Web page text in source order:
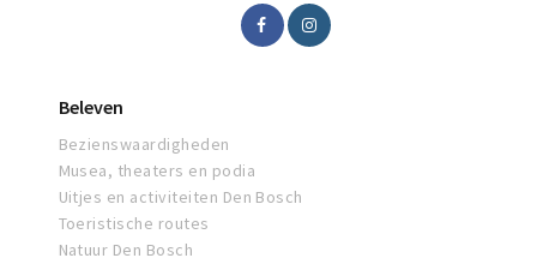
Beleven
Bezienswaardigheden
Musea, theaters en podia
Uitjes en activiteiten Den Bosch
Toeristische routes
Natuur Den Bosch